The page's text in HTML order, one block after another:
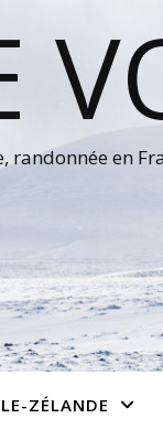
randonnée en
ZÉLANDE